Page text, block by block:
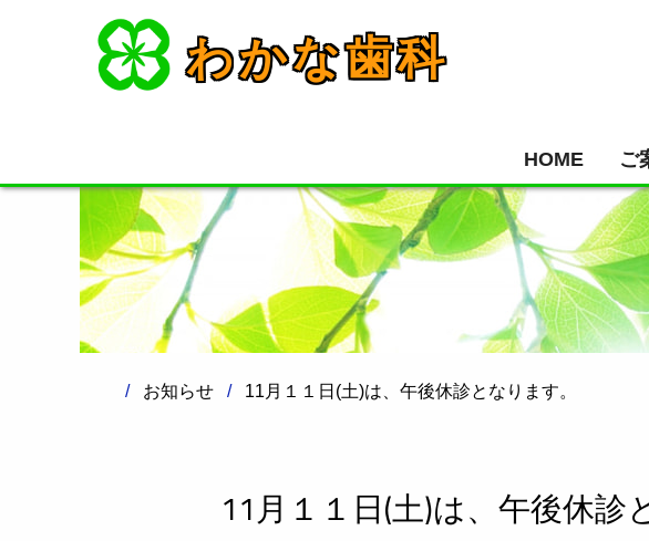
わかな歯科
HOME ご
お知らせ 11月１１日(土)は、午後休診となります。
11月１１日(土)は、午後休診